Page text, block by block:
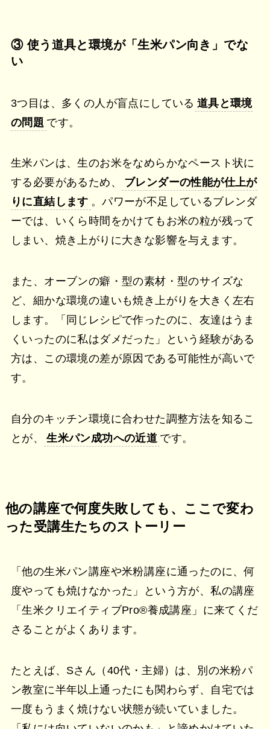
③ 使う道具と環境が「生米パン向き」でな
い
3つ目は、多くの人が盲点にしている 道具と環境
の問題 です。
生米パンは、生のお米をなめらかなペースト状に
する必要があるため、
ブレンダーの性能が仕上が
りに直結します 。パワーが不足しているブレンダ
ーでは、いくら時間をかけてもお米の粒が残って
しまい、焼き上がりに大きな影響を与えます。
また、オーブンの癖・型の素材・型のサイズな
ど、細かな環境の違いも焼き上がりを大きく左右
します。「同じレシピで作ったのに、友達はうま
くいったのに私はダメだった」という経験がある
方は、この環境の差が原因である可能性が高いで
す。
自分のキッチン環境に合わせた調整方法を知るこ
とが、
生米パン成功への近道 です。
他の講座で何度失敗しても、ここで変わ
った受講生たちのストーリー
「他の生米パン講座や米粉講座に通ったのに、何
度やっても焼けなかった」という方が、私の講座
「生米クリエイティブPro®︎養成講座」に来てくだ
さることがよくあります。
たとえば、Sさん（40代・主婦）は、別の米粉パ
ン教室に半年以上通ったにも関わらず、自宅では
一度もうまく焼けない状態が続いていました。